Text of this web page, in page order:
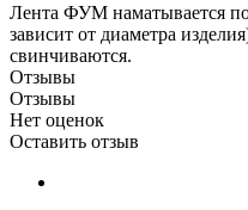
Лента ФУМ наматывается по
зависит от диаметра
свинчиваются.
Отзывы
Отзывы
Нет оценок
Оставить отзыв